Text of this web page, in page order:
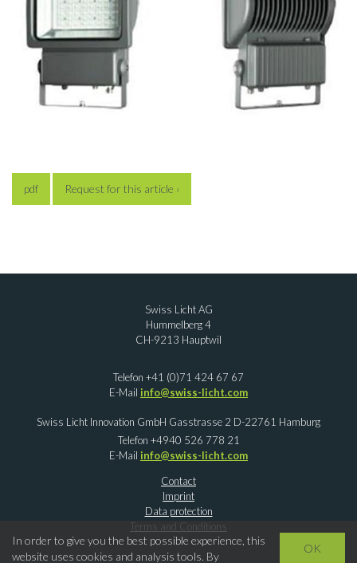
pdf Request for this article ›
Swiss Licht AG
Hummelberg 4
CH-9213 Hauptwil
Telefon +41 (0)71 424 67 67
E-Mail info@swiss-licht.com
Swiss Licht Innovation GmbH Gasstrasse 2 D-22761 Hamburg
Telefon +4940 526 778 21
E-Mail info@swiss-licht.com
Contact
Imprint
Data protection
Terms and Conditions
OK
In order to give you the best possible experience, this
website uses cookies and analysis tools. By